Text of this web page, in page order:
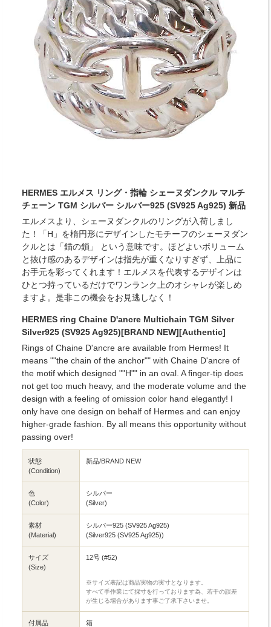
HERMES エルメス リング・指輪 シェーヌダンクル マルチ
チェーン TGM シルバー シルバー925 (SV925 Ag925) 新品
エルメスより、シェーヌダンクルのリングが入荷しまし
た！「H」を楕円形にデザインしたモチーフのシェーヌダン
クルとは「錨の鎖」 という意味です。ほどよいボリューム
と抜け感のあるデザインは指先が重くなりすぎず、上品に
お手元を彩ってくれます！エルメスを代表するデザインは
ひとつ持っているだけでワンランク上のオシャレが楽しめ
ますよ。是非この機会をお見逃しなく！
HERMES ring Chaine D'ancre Multichain TGM Silver
Silver925 (SV925 Ag925)[BRAND NEW][Authentic]
Rings of Chaine D'ancre are available from Hermes! It
means ""the chain of the anchor"" with Chaine D'ancre of
the motif which designed ""H"" in an oval. A finger-tip does
not get too much heavy, and the moderate volume and the
design with a feeling of omission color hand elegantly! I
only have one design on behalf of Hermes and can enjoy
higher-grade fashion. By all means this opportunity without
passing over!
状態
(Condition)
新品/BRAND NEW
色
(Color)
シルバー
(Silver)
素材
(Material)
シルバー925 (SV925 Ag925)
(Silver925 (SV925 Ag925))
サイズ
(Size)
12号 (#52)
※サイズ表記は商品実物の実寸となります。
すべて手作業にて採寸を行っております為、若干の誤差
が生じる場合があります事ご了承下さいませ。
付属品
箱